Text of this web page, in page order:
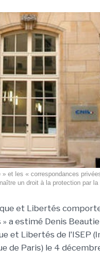
et les « correspondances
un droit à la protection par la
et Libertés
a estimé Denis
et Libertés de l'ISEP
de Paris) le 4